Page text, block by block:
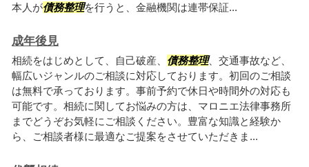
本人が債務整理を行うと、金融機関は連帯保証...
成年後見
相続をはじめとして、自己破産、 債務整理、交通事故など、
幅広いジャンルのご相談に対応しております。初回のご相談
は無料で承っております。事前予約で休日や時間外の対応も
可能です。相続に関してお悩みの方は、マロニエ法律事務所
までどうぞお気軽にご相談ください。豊富な知識と経験か
ら、ご相談者様に最適なご提案をさせていただきま...